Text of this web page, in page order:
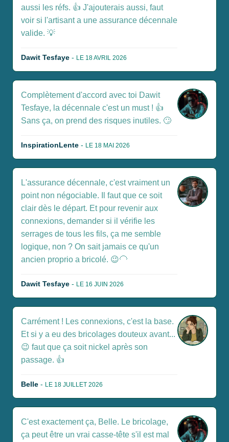
aussi les réfs. 👍 J'ajouterais aussi, faut
voir si l'artisant a une assurance décennale
valide. 💡
Dawit Tesfaye - LE 18 AVRIL 2026
Complètement d'accord avec toi Dawit
Tesfaye, la décennale c'est un must ! 👍
Sans ça, on prend des risques inutiles. 🙄
InspirationLente - LE 18 MAI 2026
L'assurance décennale, c'est vraiment un
point non négociable. Il faut que ce soit
clair dès le départ. Et pour revenir aux
connexions, demander si il vérifie les
serrages de tous les fils, ça me semble
logique, non ? On sait jamais ce qu'un
ancien proprio a bricolé. 😉🦲
Dawit Tesfaye - LE 16 JUIN 2026
Carrément ! Les connexions, c'est la base.
Et si y a eu des bricolages douteux avant...
😉 faut que ça soit nickel après son
passage. 👍
Belle - LE 18 JUILLET 2026
C'est exactement ça, Belle. Le bricolage,
ça peut être un vrai casse-tête s'il est mal